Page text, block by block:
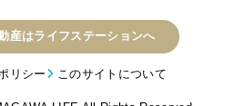
産はライフステーションへ
リシー このサイトについて